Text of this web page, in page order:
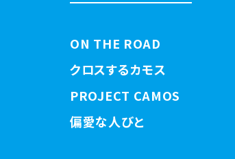
ON THE ROAD
クロスするカモス
PROJECT CAMOS
偏愛な人びと